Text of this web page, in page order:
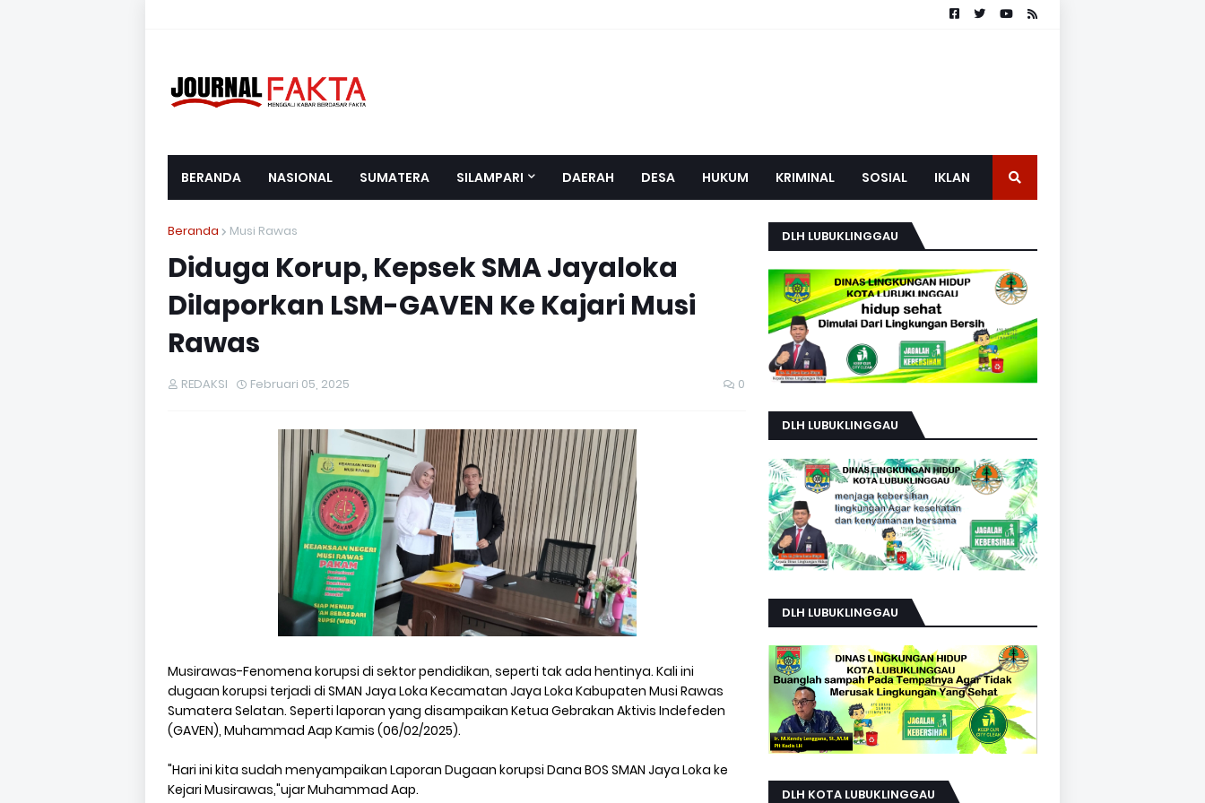
BERANDA NASIONAL SUMATERA SILAMPARI DAERAH DESA HUKUM KRIMINAL SOSIAL IKLAN
Beranda Musi Rawas
Diduga Korup, Kepsek SMA Jayaloka
Dilaporkan LSM-GAVEN Ke Kajari Musi
Rawas
REDAKSI Februari 05, 2025 0
Musirawas-Fenomena korupsi di sektor pendidikan, seperti tak ada hentinya. Kali ini
dugaan korupsi terjadi di SMAN Jaya Loka Kecamatan Jaya Loka Kabupaten Musi Rawas
Sumatera Selatan. Seperti laporan yang disampaikan Ketua Gebrakan Aktivis Indefeden
(GAVEN), Muhammad Aap Kamis (06/02/2025).
"Hari ini kita sudah menyampaikan Laporan Dugaan korupsi Dana BOS SMAN Jaya Loka ke
Kejari Musirawas,"ujar Muhammad Aap.
DLH LUBUKLINGGAU
DLH LUBUKLINGGAU
DLH LUBUKLINGGAU
DLH KOTA LUBUKLINGGAU